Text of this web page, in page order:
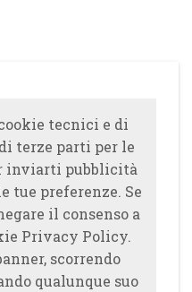
tecnici e di
terze parti per le
inviarti pubblicità
tue preferenze. Se
il consenso a
Privacy Policy.
scorrendo
qualunque suo